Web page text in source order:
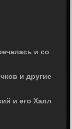
и со
и другие
и его Халл